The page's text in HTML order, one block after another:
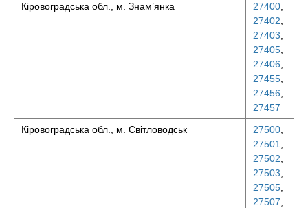
Кіровоградська обл., м. Знам’янка 27400
27402
27403
27405
27406
27455
27456
27457
Кіровоградська обл., м. Світловодськ
27500
27501
27502
27503
27505
27507